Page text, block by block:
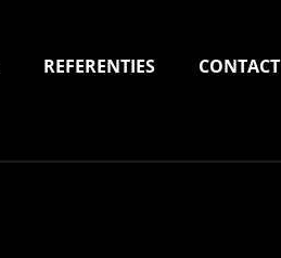
REFERENTIES CONTACT